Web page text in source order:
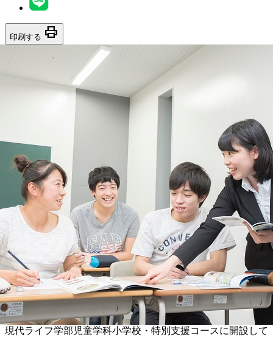
印刷する print
現代ライフ学部児童学科小学校・特別支援コースに開設して